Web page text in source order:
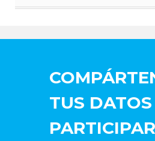
TUS